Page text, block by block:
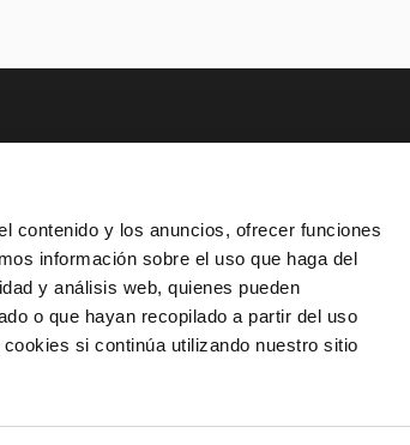
contenido y los anuncios, ofrecer funciones
información sobre el uso que haga del
y análisis web, quienes pueden
o que hayan recopilado a partir del uso
si continúa utilizando nuestro sitio
SUSCRÍBETE AL BOLETÍN